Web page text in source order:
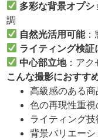
多彩な背景オプシ
調
自然光活用可能：
ライティング検証
中心部立地：アク
こんな撮影におすす
高級感のある商
色の再現性重視
ライティング
背景バリエー